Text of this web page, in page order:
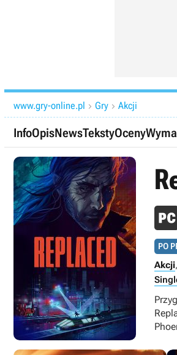
www.gry-online.pl  Gry  Akcji
InfoOpisNewsTekstyOceny
PO
Akcji,